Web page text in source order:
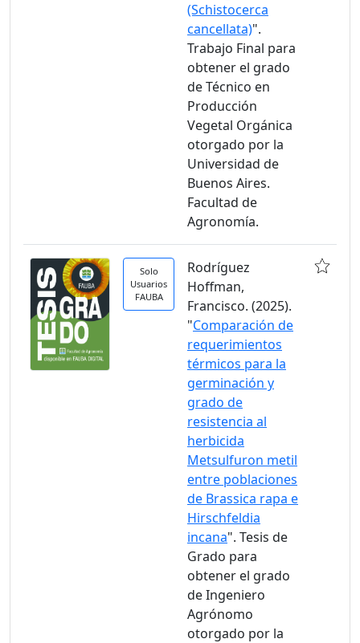
(Schistocerca
cancellata)".
Trabajo Final para
obtener el grado
de Técnico en
Producción
Vegetal Orgánica
otorgado por la
Universidad de
Buenos Aires.
Facultad de
Agronomía.
Solo
Usuarios
FAUBA
Rodríguez
Hoffman,
Francisco. (2025).
"Comparación de
requerimientos
térmicos para la
germinación y
grado de
resistencia al
herbicida
Metsulfuron metil
entre poblaciones
de Brassica rapa e
Hirschfeldia
incana". Tesis de
Grado para
obtener el grado
de Ingeniero
Agrónomo
otorgado por la